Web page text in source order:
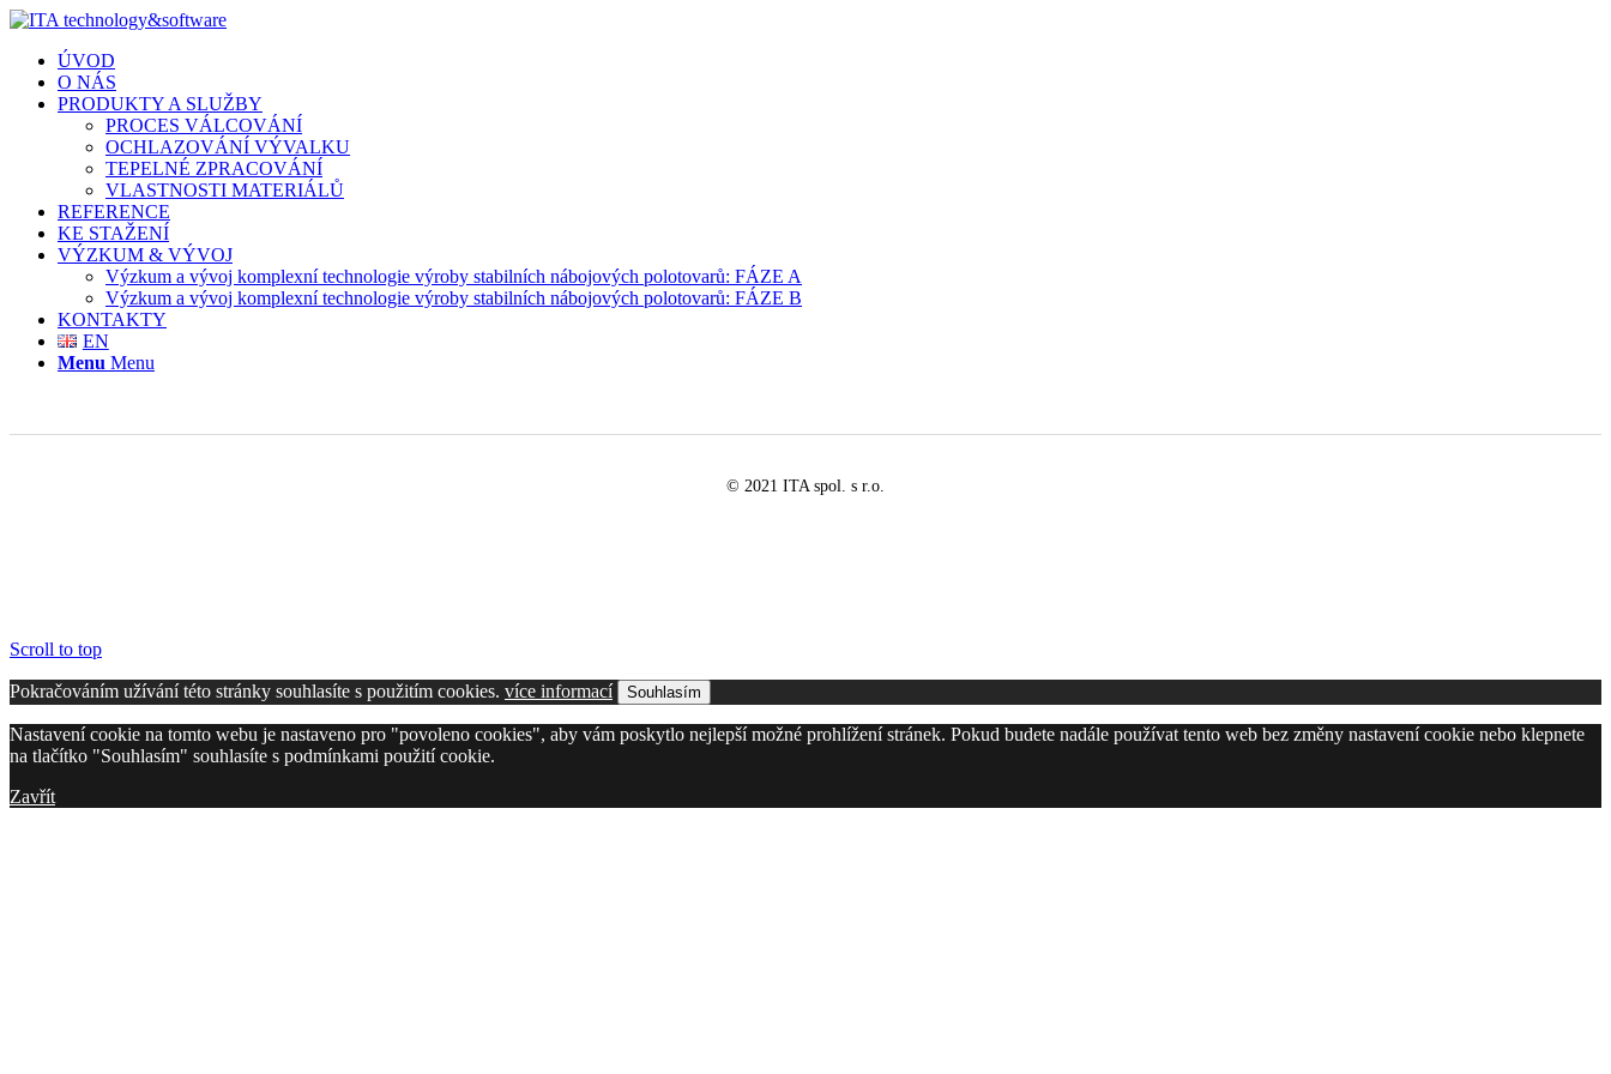
ÚVOD
O NÁS
PRODUKTY A SLUŽBY
PROCES VÁLCOVÁNÍ
OCHLAZOVÁNÍ VÝVALKU
TEPELNÉ ZPRACOVÁNÍ
VLASTNOSTI MATERIÁLŮ
REFERENCE
KE STAŽENÍ
VÝZKUM & VÝVOJ
Výzkum a vývoj komplexní technologie výroby stabilních nábojových polotovarů: FÁZE A
Výzkum a vývoj komplexní technologie výroby stabilních nábojových polotovarů: FÁZE B
KONTAKTY
EN
Menu Menu
© 2021 ITA spol. s r.o.
Scroll to top
Pokračováním užívání této stránky souhlasíte s použitím cookies. více informací Souhlasím
Nastavení cookie na tomto webu je nastaveno pro "povoleno cookies", aby vám poskytlo nejlepší možné prohlížení stránek. Pokud budete nadále používat tento web bez změny nastavení cookie nebo klepnete
na tlačítko "Souhlasím" souhlasíte s podmínkami použití cookie.
Zavřít